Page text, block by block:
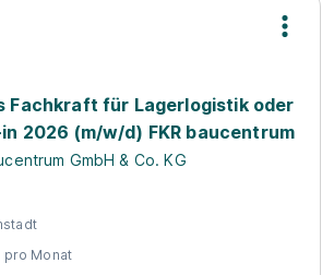
Fachkraft für Lagerlogistik oder
2026 (m/w/d) FKR baucentrum
GmbH & Co. KG
pro Monat